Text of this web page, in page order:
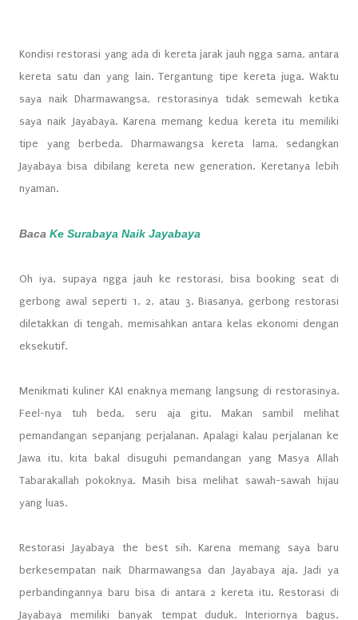
Kondisi restorasi yang ada di kereta jarak jauh ngga sama, antara
kereta satu dan yang lain. Tergantung tipe kereta juga. Waktu
saya naik Dharmawangsa, restorasinya tidak semewah ketika
saya naik Jayabaya. Karena memang kedua kereta itu memiliki
tipe yang berbeda. Dharmawangsa kereta lama, sedangkan
Jayabaya bisa dibilang kereta new generation. Keretanya lebih
nyaman.
Baca Ke Surabaya Naik Jayabaya
Oh iya, supaya ngga jauh ke restorasi, bisa booking seat di
gerbong awal seperti 1, 2, atau 3. Biasanya, gerbong restorasi
diletakkan di tengah, memisahkan antara kelas ekonomi dengan
eksekutif.
Menikmati kuliner KAI enaknya memang langsung di restorasinya.
Feel-nya tuh beda, seru aja gitu. Makan sambil melihat
pemandangan sepanjang perjalanan. Apalagi kalau perjalanan ke
Jawa itu, kita bakal disuguhi pemandangan yang Masya Allah
Tabarakallah pokoknya. Masih bisa melihat sawah-sawah hijau
yang luas.
Restorasi Jayabaya the best sih. Karena memang saya baru
berkesempatan naik Dharmawangsa dan Jayabaya aja. Jadi ya
perbandingannya baru bisa di antara 2 kereta itu. Restorasi di
Jayabaya memiliki banyak tempat duduk. Interiornya bagus,